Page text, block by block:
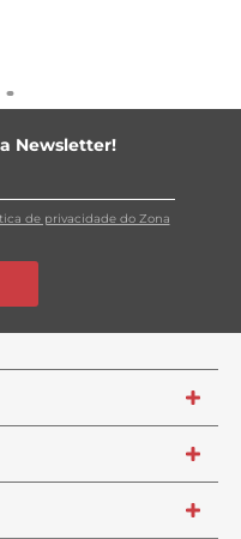
Newsletter!
de privacidade do Zona
+
+
+